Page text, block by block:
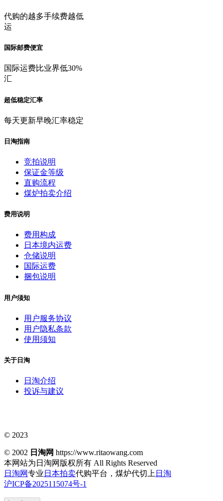
代购的越多手续费越低
运
国际邮费便宜
国际运费比业界低30%
汇
超低稳定汇率
每天更新早晚汇率稳定
日淘指南
竞拍说明
保证金等级
直购流程
煤炉拍卖介绍
费用说明
费用构成
日本境内运费
仓储说明
国际运费
捆包说明
用户须知
用户服务协议
用户隐私条款
使用须知
关于日淘
日淘介绍
投诉与建议
© 2023
© 2002 日淘网 https://www.ritaowang.com
本网站为日淘网版权所有 All Rights Reserved
日淘网专业 日本拍卖代购平台，煤炉代切上 日淘
沪ICP备2025115074号-1